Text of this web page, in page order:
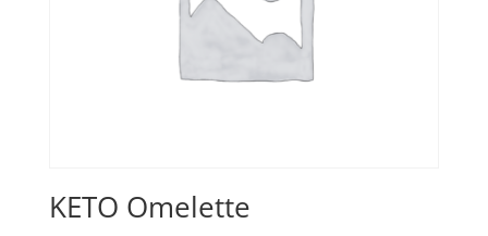
KETO Omelette